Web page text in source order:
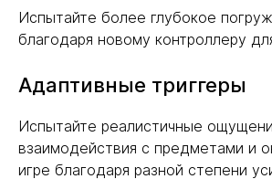
Испытайте более глубокое
благодаря новому контроллеру
Адаптивные триггеры
Испытайте реалистичные
взаимодействия с предметами и
игре благодаря разной степени